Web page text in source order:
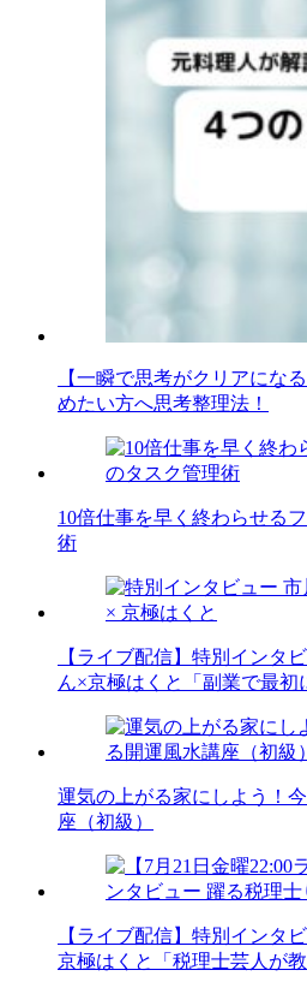
【一瞬で思考がクリアにな
めたい方へ思考整理法！
10倍仕事を早く終わらせる
術
【ライブ配信】特別インタ
ん×京極はくと「副業で最初
運気の上がる家にしよう！
座（初級）
【ライブ配信】特別インタ
京極はくと「税理士芸人が